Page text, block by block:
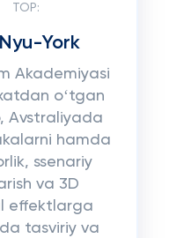
TOP:
York
Akademiyasi
oʻtgan
Avstraliyada
hamda
ssenariy
va 3D
effektlarga
tasviriy va